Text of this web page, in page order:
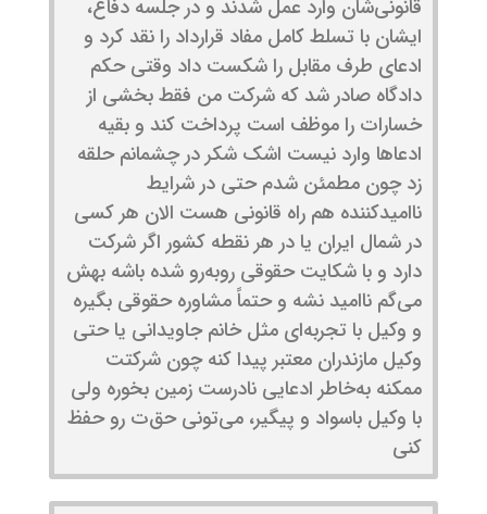
قانونی‌شان وارد عمل شدند و در جلسه دفاع،
ایشان با تسلط کامل مفاد قرارداد را نقد کرد و
ادعای طرف مقابل را شکست داد وقتی حکم
دادگاه صادر شد که شرکت من فقط بخشی از
خسارات را موظف است پرداخت کند و بقیه
ادعاها وارد نیست اشک شکر در چشمانم حلقه
زد چون مطمئن شدم حتی در شرایط
ناامیدکننده هم راه قانونی هست الان هر کسی
در شمال ایران یا در هر نقطه کشور اگر شرکت
دارد و با شکایت حقوقی روبه‌رو شده باشه بهش
می‌گم ناامید نشه و حتماً مشاوره حقوقی بگیره
و وکیل با تجربه‌ای مثل خانم جاویدانی یا حتی
وکیل مازندران معتبر پیدا کنه چون شرکتت
ممکنه به‌خاطر ادعایی نادرست زمین بخوره ولی
با وکیل باسواد و پیگیر، می‌تونی حق‌ت رو حفظ
کنی